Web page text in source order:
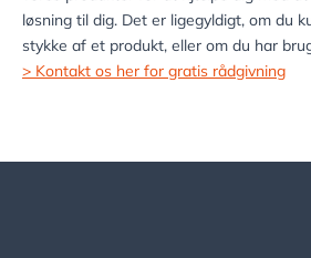
løsning til dig. Det er ligegyldigt, om du
stykke af et produkt, eller om du har
> Kontakt os her for gratis rådgivning